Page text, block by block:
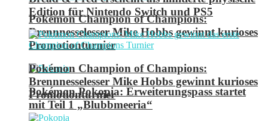
Pokémon Champion of Champions:
Brennnesselesser Mike Hobbs gewinnt kurioses
Promotionturnier
Pokémon Pokopia: Erweiterungspass startet
mit Teil 1 „Blubbmeeria“
Edition für Nintendo Switch und PS5
Pokémon Champion of Champions:
Brennnesselesser Mike Hobbs gewinnt kurioses
Promotionturnier